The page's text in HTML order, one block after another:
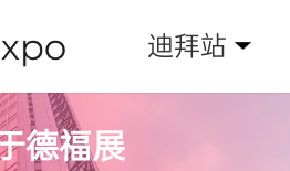
迪拜站
德福展